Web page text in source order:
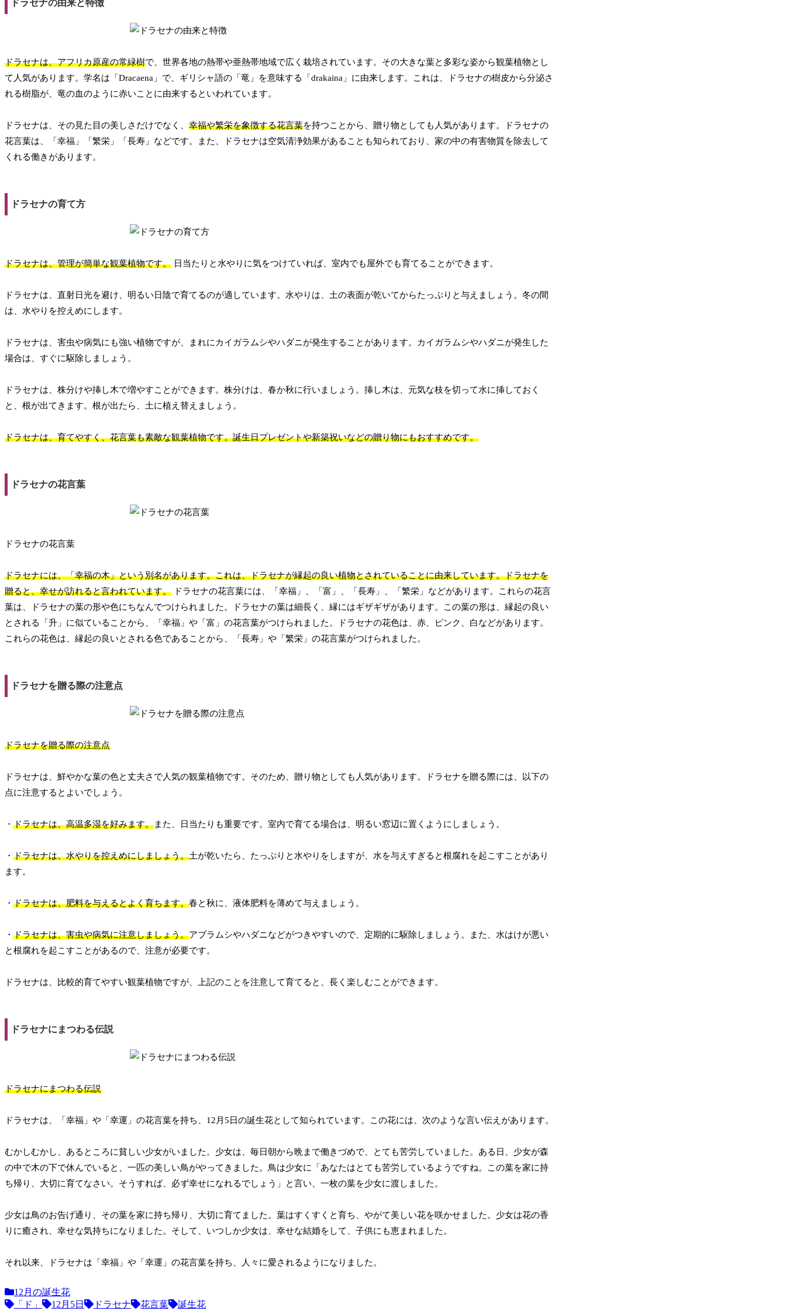
ドラセナの由来と特徴
ドラセナは、アフリカ原産の常緑樹で、世界各地の熱帯や亜熱帯地域で広く栽培されています。その大きな葉と多彩な姿から観葉植物とし
て人気があります。学名は「Dracaena」で、ギリシャ語の「竜」を意味する「drakaina」に由来します。これは、ドラセナの樹皮から分泌さ
れる樹脂が、竜の血のように赤いことに由来するといわれています。
ドラセナは、その見た目の美しさだけでなく、 幸福や繁栄を象徴する花言葉を持つことから、贈り物としても人気があります。ドラセナの
花言葉は、「幸福」「繁栄」「長寿」などです。また、ドラセナは空気清浄効果があることも知られており、家の中の有害物質を除去して
くれる働きがあります。
ドラセナの育て方
ドラセナは、管理が簡単な観葉植物です。 日当たりと水やりに気をつけていれば、室内でも屋外でも育てることができます。
ドラセナは、直射日光を避け、明るい日陰で育てるのが適しています。水やりは、土の表面が乾いてからたっぷりと与えましょう。冬の間
は、水やりを控えめにします。
ドラセナは、害虫や病気にも強い植物ですが、まれにカイガラムシやハダニが発生することがあります。カイガラムシやハダニが発生した
場合は、すぐに駆除しましょう。
ドラセナは、株分けや挿し木で増やすことができます。株分けは、春か秋に行いましょう。挿し木は、元気な枝を切って水に挿しておく
と、根が出てきます。根が出たら、土に植え替えましょう。
ドラセナは、育てやすく、花言葉も素敵な観葉植物です。誕生日プレゼントや新築祝いなどの贈り物にもおすすめです。
ドラセナの花言葉
ドラセナの花言葉
ドラセナには、「幸福の木」という別名があります。これは、ドラセナが縁起の良い植物とされていることに由来しています。ドラセナを
贈ると、幸せが訪れると言われています。 ドラセナの花言葉には、「幸福」、「富」、「長寿」、「繁栄」などがあります。これらの花言
葉は、ドラセナの葉の形や色にちなんでつけられました。ドラセナの葉は細長く、縁にはギザギザがあります。この葉の形は、縁起の良い
とされる「升」に似ていることから、「幸福」や「富」の花言葉がつけられました。ドラセナの花色は、赤、ピンク、白などがあります。
これらの花色は、縁起の良いとされる色であることから、「長寿」や「繁栄」の花言葉がつけられました。
ドラセナを贈る際の注意点
ドラセナを贈る際の注意点
ドラセナは、鮮やかな葉の色と丈夫さで人気の観葉植物です。そのため、贈り物としても人気があります。ドラセナを贈る際には、以下の
点に注意するとよいでしょう。
・ ドラセナは、高温多湿を好みます。また、日当たりも重要です。室内で育てる場合は、明るい窓辺に置くようにしましょう。
・ ドラセナは、水やりを控えめにしましょう。土が乾いたら、たっぷりと水やりをしますが、水を与えすぎると根腐れを起こすことがあり
ます。
・ ドラセナは、肥料を与えるとよく育ちます。春と秋に、液体肥料を薄めて与えましょう。
・ ドラセナは、害虫や病気に注意しましょう。アブラムシやハダニなどがつきやすいので、定期的に駆除しましょう。また、水はけが悪い
と根腐れを起こすことがあるので、注意が必要です。
ドラセナは、比較的育てやすい観葉植物ですが、上記のことを注意して育てると、長く楽しむことができます。
ドラセナにまつわる伝説
ドラセナにまつわる伝説
ドラセナは、「幸福」や「幸運」の花言葉を持ち、12月5日の誕生花として知られています。この花には、次のような言い伝えがあります。
むかしむかし、あるところに貧しい少女がいました。少女は、毎日朝から晩まで働きづめで、とても苦労していました。ある日、少女が森
の中で木の下で休んでいると、一匹の美しい鳥がやってきました。鳥は少女に「あなたはとても苦労しているようですね。この葉を家に持
ち帰り、大切に育てなさい。そうすれば、必ず幸せになれるでしょう」と言い、一枚の葉を少女に渡しました。
少女は鳥のお告げ通り、その葉を家に持ち帰り、大切に育てました。葉はすくすくと育ち、やがて美しい花を咲かせました。少女は花の香
りに癒され、幸せな気持ちになりました。そして、いつしか少女は、幸せな結婚をして、子供にも恵まれました。
それ以来、ドラセナは「幸福」や「幸運」の花言葉を持ち、人々に愛されるようになりました。
12月の誕生花
「ド」
12月5日 ドラセナ 花言葉 誕生花